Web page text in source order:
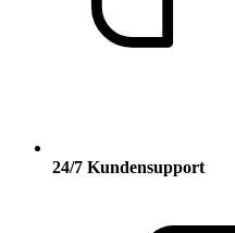
24/7 Kundensupport